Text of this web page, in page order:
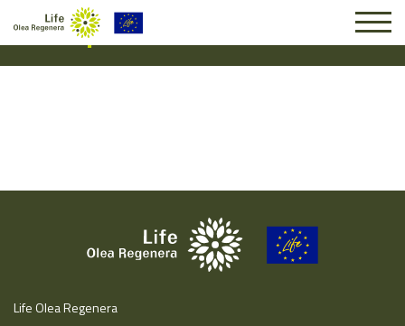
Suscripción #14807
Life Olea Regenera